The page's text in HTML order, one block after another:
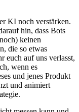
KI noch verstärken.
hin, dass Bots
keinen
die so etwas
euch auf uns verlasst,
wenn es
und jenes Produkt
und animiert